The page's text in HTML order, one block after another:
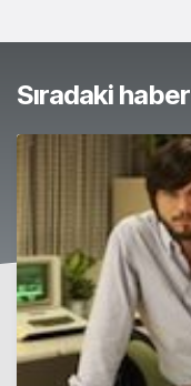
Sıradaki haber